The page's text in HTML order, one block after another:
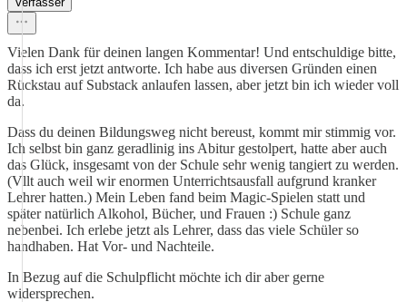
Vielen Dank für deinen langen Kommentar! Und entschuldige bitte,
dass ich erst jetzt antworte. Ich habe aus diversen Gründen einen
Rückstau auf Substack anlaufen lassen, aber jetzt bin ich wieder voll
da.
Dass du deinen Bildungsweg nicht bereust, kommt mir stimmig vor.
Ich selbst bin ganz geradlinig ins Abitur gestolpert, hatte aber auch
das Glück, insgesamt von der Schule sehr wenig tangiert zu werden.
(Vllt auch weil wir enormen Unterrichtsausfall aufgrund kranker
Lehrer hatten.) Mein Leben fand beim Magic-Spielen statt und
später natürlich Alkohol, Bücher, und Frauen :) Schule ganz
nebenbei. Ich erlebe jetzt als Lehrer, dass das viele Schüler so
handhaben. Hat Vor- und Nachteile.
In Bezug auf die Schulpflicht möchte ich dir aber gerne
widersprechen.